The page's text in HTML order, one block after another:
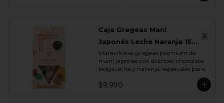
Caja Grageas Maní
Japonés Leche Naranja 150
Gramos
Maravillosas grageas premium de
maní japonés con delicioso chocolate
belga leche y naranja, especiales para
quieres.
$9.990